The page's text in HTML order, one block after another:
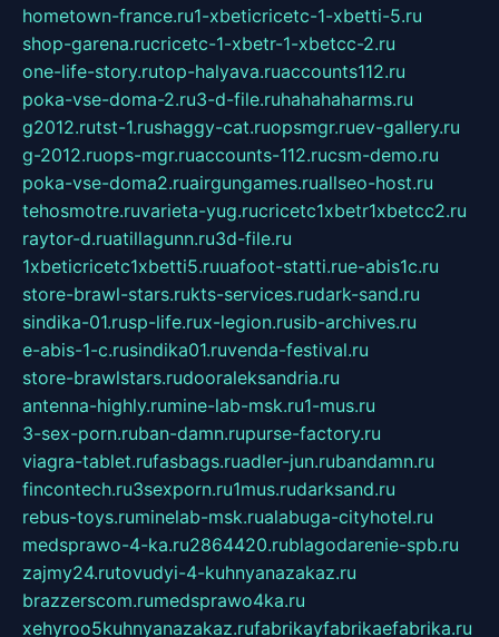
hometown-france.ru1-xbeticricetc-1-xbetti-5.ru
shop-garena.rucricetc-1-xbetr-1-xbetcc-2.ru
one-life-story.rutop-halyava.ruaccounts112.ru
poka-vse-doma-2.ru3-d-file.ruhahahaharms.ru
g2012.rutst-1.rushaggy-cat.ruopsmgr.ruev-gallery.ru
g-2012.ruops-mgr.ruaccounts-112.rucsm-demo.ru
poka-vse-doma2.ruairgungames.ruallseo-host.ru
tehosmotre.ruvarieta-yug.rucricetc1xbetr1xbetcc2.ru
raytor-d.ruatillagunn.ru3d-file.ru
1xbeticricetc1xbetti5.ruuafoot-statti.rue-abis1c.ru
store-brawl-stars.rukts-services.rudark-sand.ru
sindika-01.rusp-life.rux-legion.rusib-archives.ru
e-abis-1-c.rusindika01.ruvenda-festival.ru
store-brawlstars.rudooraleksandria.ru
antenna-highly.rumine-lab-msk.ru1-mus.ru
3-sex-porn.ruban-damn.rupurse-factory.ru
viagra-tablet.rufasbags.ruadler-jun.rubandamn.ru
fincontech.ru3sexporn.ru1mus.rudarksand.ru
rebus-toys.ruminelab-msk.rualabuga-cityhotel.ru
medsprawo-4-ka.ru2864420.rublagodarenie-spb.ru
zajmy24.rutovudyi-4-kuhnyanazakaz.ru
brazzerscom.rumedsprawo4ka.ru
xehyroo5kuhnyanazakaz.rufabrikayfabrikaefabrika.ru